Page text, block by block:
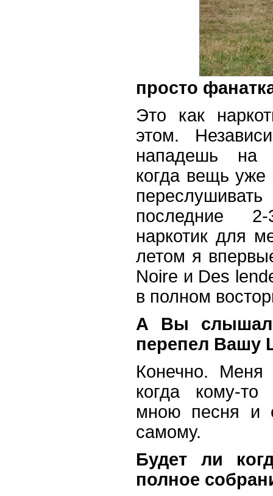
просто
Это как
этом.
нападешь на
когда вещь уже
последние
наркотик для
летом я
Noire и Des
в полном
А Вы
перепел Вашу
Конечно. Меня
когда кому-то
мною песня и
самому.
Будет ли
полное